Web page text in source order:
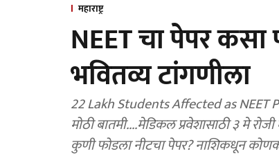
महाराष्ट्र
NEET चा पेपर कसा
भवितव्य टांगणीला
22 Lakh Students Affected as NEET
मोठी बातमी....मेडिकल प्रवेशासाठी ३ मे
कुणी फोडला नीटचा पेपर? नाशिकधून